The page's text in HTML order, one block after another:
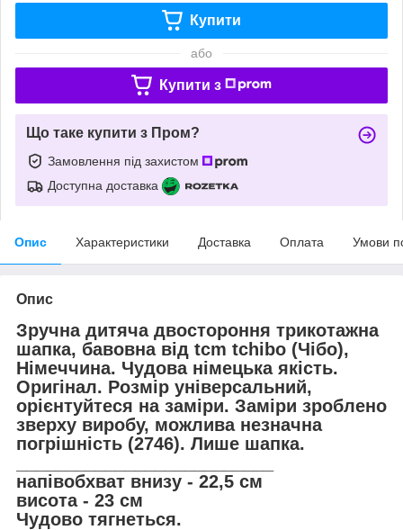
Купити
або
Купити з
Що таке купити з Пром?
Замовлення під захистом
Доступна доставка
Опис Характеристики Доставка Оплата Умови
Опис
Зручна дитяча двостороння трикотажна
шапка, бавовна від tcm tchibo (Чібо),
Німеччина. Чудова німецька якість.
Оригінал. Розмір універсальний,
орієнтуйтеся на заміри. Заміри зроблено
зверху виробу, можлива незначна
погрішність (2746). Лише шапка.
напівобхват внизу - 22,5 см
висота - 23 см
Чудово тягнеться.